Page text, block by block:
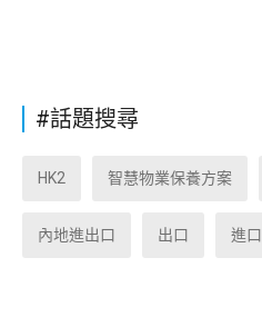
#話題搜尋
HK2 智慧物業保養方案
內地進出口 出口 進口